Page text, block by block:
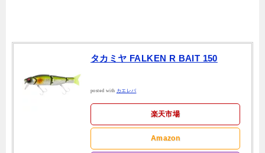
タカミヤ FALKEN R BAIT 150
posted with カエレバ
楽天市場
Amazon